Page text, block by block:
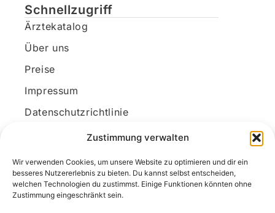
Zustimmung verwalten
Wir verwenden Cookies, um unsere Website zu optimieren und dir ein
besseres Nutzererlebnis zu bieten. Du kannst selbst entscheiden,
welchen Technologien du zustimmst. Einige Funktionen könnten ohne
Zustimmung eingeschränkt sein.
Schnellzugriff
Ärztekatalog
Über uns
Preise
Impressum
Datenschutzrichtlinie
Kundenkonto
Unsere Kontaktdaten
E-Mail: kontakt@docanonym.com